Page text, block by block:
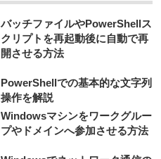
バッチファイルやPowerShellス
クリプトを再起動後に自動で再
開させる方法
PowerShellでの基本的な文字列
操作を解説
Windowsマシンをワークグルー
プやドメインへ参加させる方法